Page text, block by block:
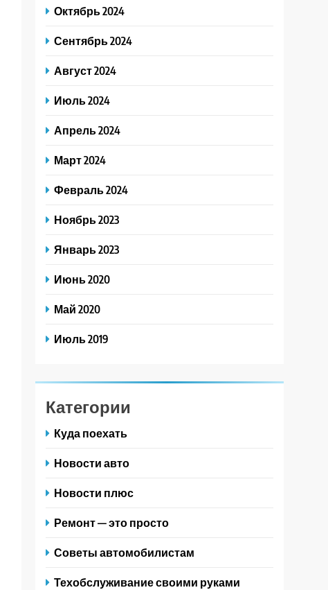
Октябрь 2024
Сентябрь 2024
Август 2024
Июль 2024
Апрель 2024
Март 2024
Февраль 2024
Ноябрь 2023
Январь 2023
Июнь 2020
Май 2020
Июль 2019
Категории
Куда поехать
Новости авто
Новости плюс
Ремонт — это просто
Советы автомобилистам
Техобслуживание своими руками